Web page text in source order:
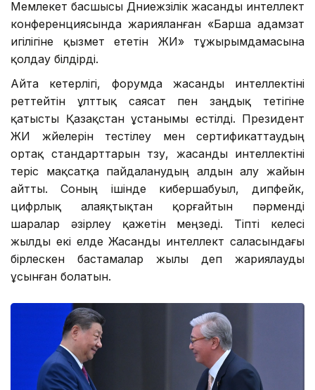
Мемлекет басшысы Дүниежүзілік жасанды интеллект
конференциясында жарияланған «Барша адамзат
игілігіне қызмет ететін ЖИ» тұжырымдамасына
қолдау білдірді.
Айта кетерлігі, форумда жасанды интеллектіні
реттейтін ұлттық саясат пен заңдық тетігіне
қатысты Қазақстан ұстанымы естілді. Президент
ЖИ жүйелерін тестілеу мен сертификаттаудың
ортақ стандарттарын түзу, жасанды интеллектіні
теріс мақсатқа пайдаланудың алдын алу жайын
айтты. Соның ішінде кибершабуыл, дипфейк,
цифрлық алаяқтықтан қорғайтын пәрменді
шаралар әзірлеу қажетін меңзеді. Тіпті келесі
жылды екі елде Жасанды интеллект саласындағы
бірлескен бастамалар жылы деп жариялауды
ұсынған болатын.